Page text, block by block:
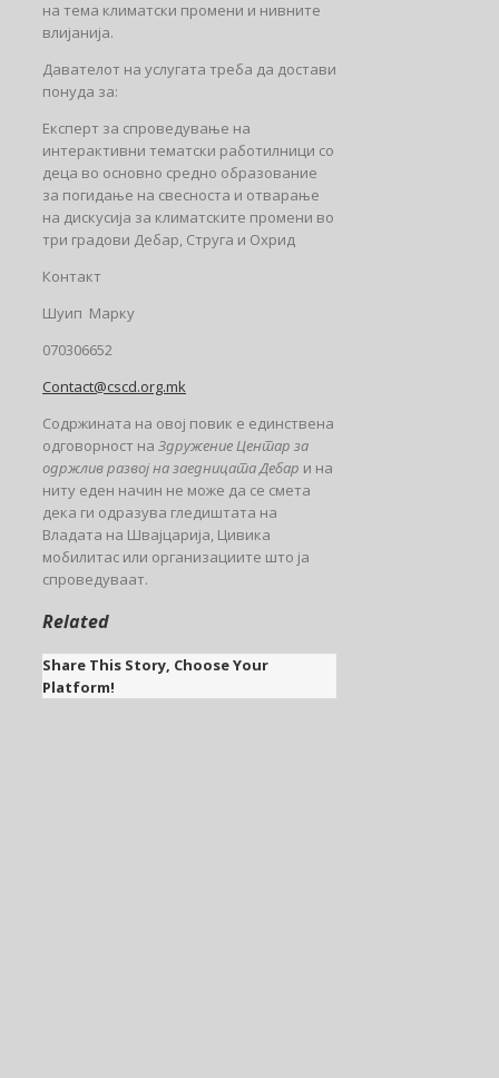
на тема климатски промени и нивните
влијанија.
Давателот на услугата треба да достави
понуда за:
Експерт за спроведување на
интерактивни тематски работилници со
деца во основно средно образование
за погидање на свесноста и отварање
на дискусија за климатските промени во
три градови Дебар, Струга и Охрид
Контакт
Шуип Марку
070306652
Contact@cscd.org.mk
Содржината на овој повик е единствена
одговорност на Здружение Центар за
одржлив развој на заедницата Дебар и на
ниту еден начин не може да се смета
дека ги одразува гледиштата на
Владата на Швајцарија, Цивика
мобилитас или организациите што ја
спроведуваат.
Related
Share This Story, Choose Your
Platform!